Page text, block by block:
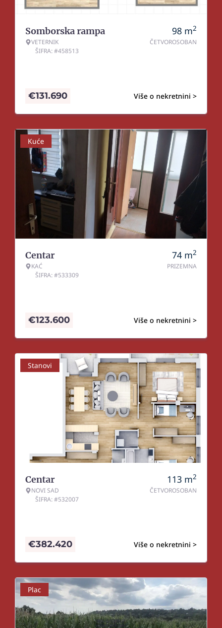
Somborska rampa
VETERNIK
ŠIFRA: #458513
98 m2
ČETVOROSOBAN
Više o nekretnini >
€131.690
Kuće
Centar
KAĆ
ŠIFRA: #533309
74 m2
PRIZEMNA
Više o nekretnini >
€123.600
Stanovi
Centar
NOVI SAD
ŠIFRA: #532007
113 m2
ČETVOROSOBAN
Više o nekretnini >
€382.420
Plac